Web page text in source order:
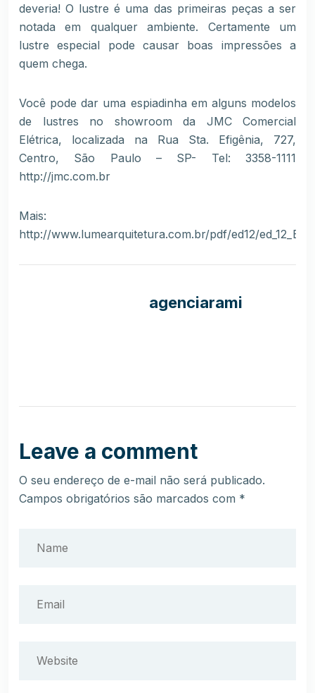
deveria! O lustre é uma das primeiras peças a ser
notada em qualquer ambiente. Certamente um
lustre especial pode causar boas impressões a
quem chega.
Você pode dar uma espiadinha em alguns modelos
de lustres no showroom da JMC Comercial
Elétrica, localizada na Rua Sta. Efigênia, 727,
Centro, São Paulo – SP- Tel: 3358-1111
http://jmc.com.br
Mais:
http://www.lumearquitetura.com.br/pdf/ed12/
agenciarami
Leave a comment
O seu endereço de e-mail não será publicado.
Campos obrigatórios são marcados com *